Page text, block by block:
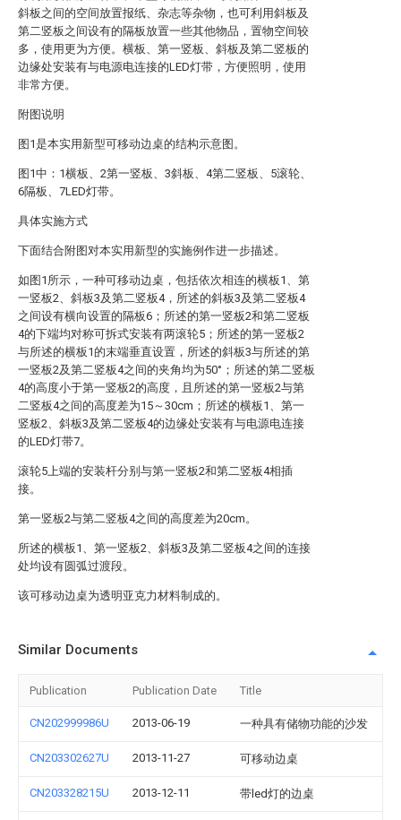
斜板之间的空间放置报纸、杂志等杂物，也可利用斜板及
第二竖板之间设有的隔板放置一些其他物品，置物空间较
多，使用更为方便。横板、第一竖板、斜板及第二竖板的
边缘处安装有与电源电连接的LED灯带，方便照明，使用
非常方便。
附图说明
图1是本实用新型可移动边桌的结构示意图。
图1中：1横板、2第一竖板、3斜板、4第二竖板、5滚轮、
6隔板、7LED灯带。
具体实施方式
下面结合附图对本实用新型的实施例作进一步描述。
如图1所示，一种可移动边桌，包括依次相连的横板1、第
一竖板2、斜板3及第二竖板4，所述的斜板3及第二竖板4
之间设有横向设置的隔板6；所述的第一竖板2和第二竖板
4的下端均对称可拆式安装有两滚轮5；所述的第一竖板2
与所述的横板1的末端垂直设置，所述的斜板3与所述的第
一竖板2及第二竖板4之间的夹角均为50°；所述的第二竖板
4的高度小于第一竖板2的高度，且所述的第一竖板2与第
二竖板4之间的高度差为15～30cm；所述的横板1、第一
竖板2、斜板3及第二竖板4的边缘处安装有与电源电连接
的LED灯带7。
滚轮5上端的安装杆分别与第一竖板2和第二竖板4相插
接。
第一竖板2与第二竖板4之间的高度差为20cm。
所述的横板1、第一竖板2、斜板3及第二竖板4之间的连接
处均设有圆弧过渡段。
该可移动边桌为透明亚克力材料制成的。
Similar Documents
Publication Publication Date Title
CN202999986U 2013-06-19 一种具有储物功能的沙发
CN203302627U 2013-11-27 可移动边桌
CN203328215U 2013-12-11 带led灯的边桌